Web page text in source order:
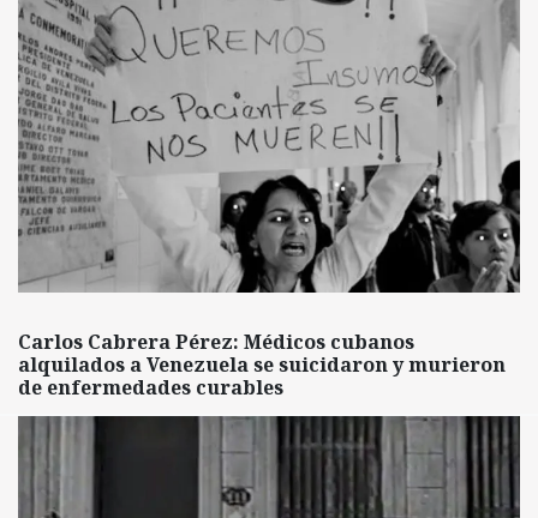
Carlos Cabrera Pérez: Médicos cubanos
alquilados a Venezuela se suicidaron y murieron
de enfermedades curables